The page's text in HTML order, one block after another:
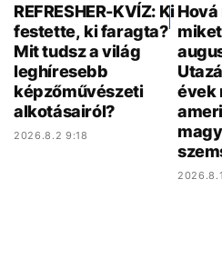
REFRESHER-KVÍZ: Ki
festette, ki faragta?
Mit tudsz a világ
leghíresebb
képzőművészeti
alkotásairól?
2026.8.2 9:18
évek